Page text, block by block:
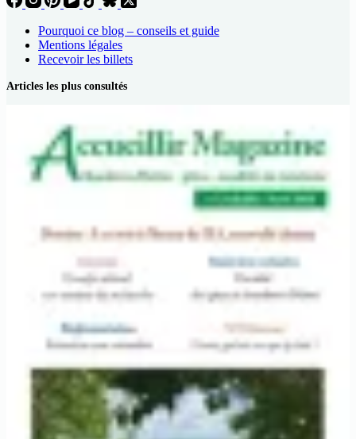
Pourquoi ce blog – conseils et guide
Mentions légales
Recevoir les billets
Articles les plus consultés